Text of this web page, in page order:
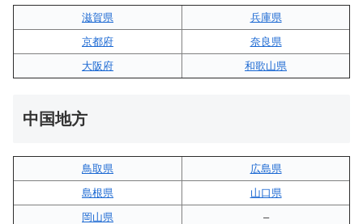
滋賀県
兵庫県
京都府
奈良県
大阪府
和歌山県
中国地方
鳥取県
広島県
島根県
山口県
岡山県
–